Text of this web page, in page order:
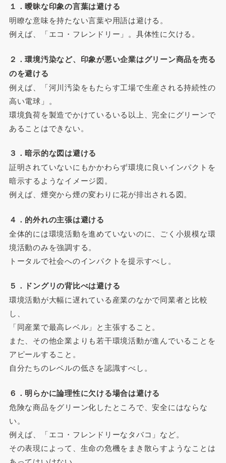
１．曖昧な印象の言葉は避ける
明瞭な意味を持たない言葉や用語は避ける。
例えば、「エコ・フレンドリー」。具体性に欠ける。
２．環境汚染など、印象が悪い企業はグリーン商品を売る
のを避ける
例えば、「河川汚染をもたらす工場で生産される持続性の
高い電球」。
環境負荷を製造でかけているいる以上、完全にグリーンで
あることはできない。
３．暗示的な図は避ける
証明されていないにもかかわらず環境に良いインパクトを
暗示するようなイメージ図。
例えば、煙突から煙の変わりに花が排出される図。
４．的外れの主張は避ける
全体的には環境活動を進めていないのに、ごく小規模な環
境活動のみを強調する。
トータルで社会へのインパクトを提示すべし。
５．ドングリの背比べは避ける
環境活動が大幅に遅れている産業のなかで同業者と比較
し、
「同産業で最高レベル」と主張すること。
また、その他企業よりも若干環境活動が進んでいることを
アピールすること。
自分たちのレベルの低さを認識すべし。
６．明らかに論理性に欠ける場合は避ける
危険な商品をグリーン化したところで、安全にはならな
い。
例えば、「エコ・フレンドリーなタバコ」など。
その表現によって、生命の危機をまき散らすようなことは